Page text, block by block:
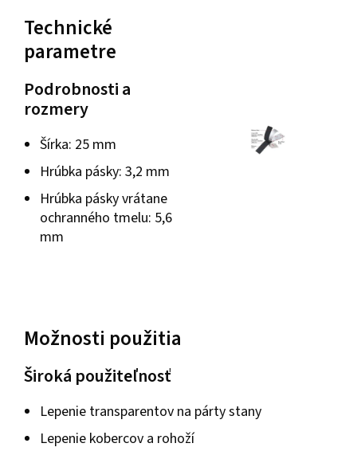
Technické
parametre
Podrobnosti a
rozmery
Šírka: 25 mm
Hrúbka pásky: 3,2 mm
Hrúbka pásky vrátane
ochranného tmelu: 5,6
mm
Možnosti použitia
Široká použiteľnosť
Lepenie transparentov na párty stany
Lepenie kobercov a rohoží